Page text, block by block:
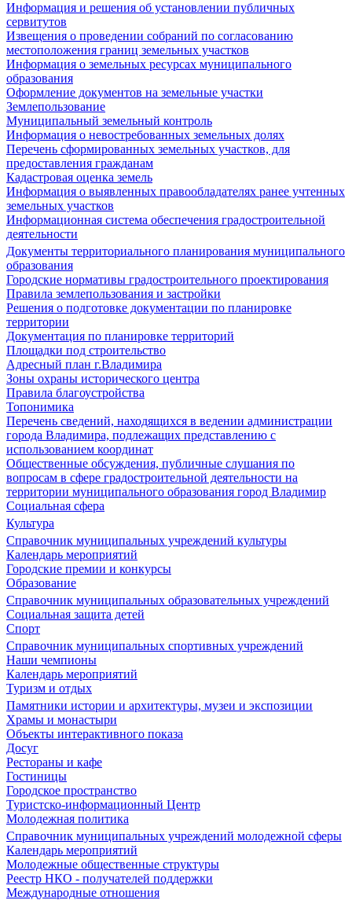
Информация и решения об установлении публичных
сервитутов
Извещения о проведении собраний по согласованию
местоположения границ земельных участков
Информация о земельных ресурсах муниципального
образования
Оформление документов на земельные участки
Землепользование
Муниципальный земельный контроль
Информация о невостребованных земельных долях
Перечень сформированных земельных участков, для
предоставления гражданам
Кадастровая оценка земель
Информация о выявленных правообладателях ранее учтенных
земельных участков
Информационная система обеспечения градостроительной
деятельности
Документы территориального планирования муниципального
образования
Городские нормативы градостроительного проектирования
Правила землепользования и застройки
Решения о подготовке документации по планировке
территории
Документация по планировке территорий
Площадки под строительство
Адресный план г.Владимира
Зоны охраны исторического центра
Правила благоустройства
Топонимика
Перечень сведений, находящихся в ведении администрации
города Владимира, подлежащих представлению с
использованием координат
Общественные обсуждения, публичные слушания по
вопросам в сфере градостроительной деятельности на
территории муниципального образования город Владимир
Социальная сфера
Культура
Справочник муниципальных учреждений культуры
Календарь мероприятий
Городские премии и конкурсы
Образование
Справочник муниципальных образовательных учреждений
Социальная защита детей
Спорт
Справочник муниципальных спортивных учреждений
Наши чемпионы
Календарь мероприятий
Туризм и отдых
Памятники истории и архитектуры, музеи и экспозиции
Храмы и монастыри
Объекты интерактивного показа
Досуг
Рестораны и кафе
Гостиницы
Городское пространство
Туристско-информационный Центр
Молодежная политика
Справочник муниципальных учреждений молодежной сферы
Календарь мероприятий
Молодежные общественные структуры
Реестр НКО - получателей поддержки
Международные отношения